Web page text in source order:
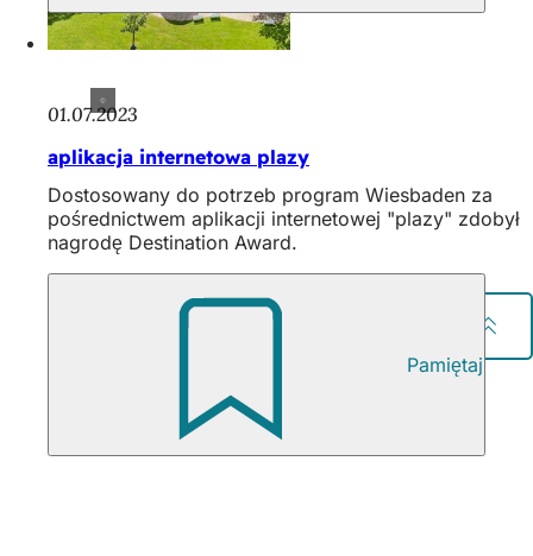
01.07.2023
aplikacja internetowa plazy
Dostosowany do potrzeb program Wiesbaden za
pośrednictwem aplikacji internetowej "plazy" zdobył
nagrodę Destination Award.
Pamiętaj
Udostępnij stronę
Wiesbaden Congress & Marketing GmbH
65189 Wiesbaden